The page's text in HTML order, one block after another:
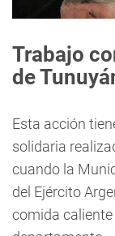
Trabajo
de
Esta acción
solidaria
cuando la
del Ejército
comida